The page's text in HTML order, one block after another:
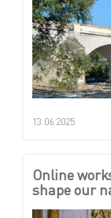
13.06.2025
Online
shape our